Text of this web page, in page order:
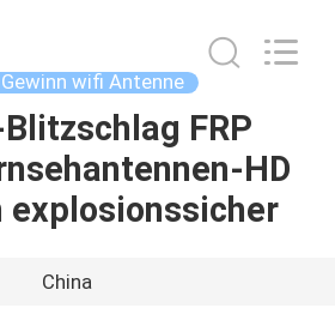
wifi Antenne
FRP
HD
explosionssicher
China